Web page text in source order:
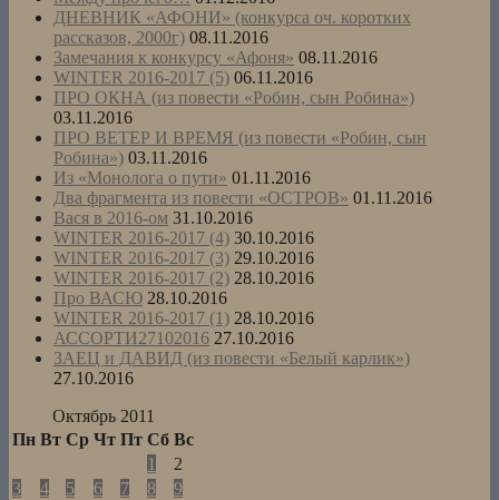
ДНЕВНИК «АФОНИ» (конкурса оч. коротких
рассказов, 2000г) 08.11.2016
Замечания к конкурсу «Афоня» 08.11.2016
WINTER 2016-2017 (5) 06.11.2016
ПРО ОКНА (из повести «Робин, сын Робина»)
03.11.2016
ПРО ВЕТЕР И ВРЕМЯ (из повести «Робин, сын
Робина») 03.11.2016
Из «Монолога о пути» 01.11.2016
Два фрагмента из повести «ОСТРОВ» 01.11.2016
Вася в 2016-ом 31.10.2016
WINTER 2016-2017 (4) 30.10.2016
WINTER 2016-2017 (3) 29.10.2016
WINTER 2016-2017 (2) 28.10.2016
Про ВАСЮ 28.10.2016
WINTER 2016-2017 (1) 28.10.2016
АССОРТИ27102016 27.10.2016
ЗАЕЦ и ДАВИД (из повести «Белый карлик»)
27.10.2016
Октябрь 2011
Пн Вт Ср Чт Пт Сб Вс
1
2
3
4 5 6 7 8
9